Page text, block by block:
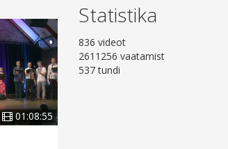
01:08:55
Statistika
836 videot
2611256 vaatamist
537 tundi